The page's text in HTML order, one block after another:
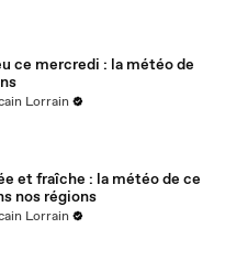
ce mercredi : la météo de
Lorrain
et fraîche : la météo de ce
nos régions
Lorrain